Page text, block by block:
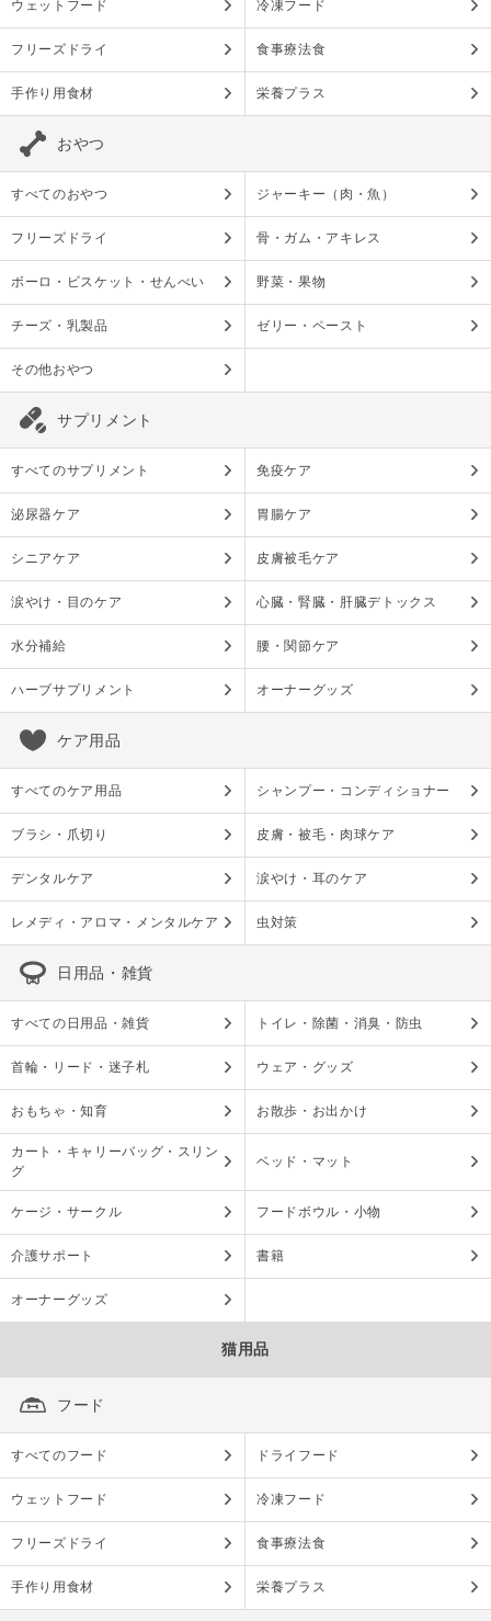
ウェットフード 冷凍フード
フリーズドライ 食事療法食
手作り用食材 栄養プラス
おやつ
すべてのおやつ ジャーキー（肉・魚）
フリーズドライ 骨・ガム・アキレス
ボーロ・ビスケット・せんべい 野菜・果物
チーズ・乳製品 ゼリー・ペースト
その他おやつ
サプリメント
すべてのサプリメント 免疫ケア
泌尿器ケア 胃腸ケア
シニアケア 皮膚被毛ケア
涙やけ・目のケア 心臓・腎臓・肝臓デトックス
水分補給 腰・関節ケア
ハーブサプリメント オーナーグッズ
ケア用品
すべてのケア用品 シャンプー・コンディショナー
ブラシ・爪切り 皮膚・被毛・肉球ケア
デンタルケア 涙やけ・耳のケア
レメディ・アロマ・メンタルケア 虫対策
日用品・雑貨
すべての日用品・雑貨 トイレ・除菌・消臭・防虫
首輪・リード・迷子札 ウェア・グッズ
おもちゃ・知育 お散歩・お出かけ
カート・キャリーバッグ・スリン
グ
ベッド・マット
ケージ・サークル フードボウル・小物
介護サポート 書籍
オーナーグッズ
猫用品
フード
すべてのフード ドライフード
ウェットフード 冷凍フード
フリーズドライ 食事療法食
手作り用食材 栄養プラス